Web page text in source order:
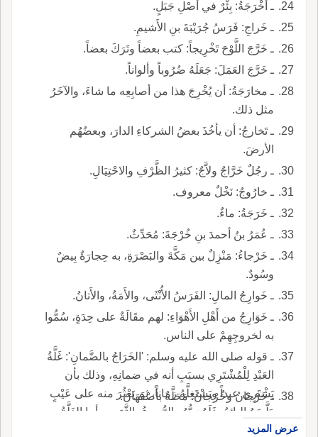
ـ أخْرَجَةُ: بِئْرٌ في أصْلِ جَبَلٍ.
ـ خَراجِ: فَرَسُ جُرَيْبَةَ بنِ الأَشيمِ.
ـ خَرَّجَ اللَّوْحَ تَخْرِيجاً: كتب بعضاً وتَرَكَ بعضاً.
ـ خَرَّجَ العَمَلَ: جَعَلَهُ ضُرُوباً وألواناً.
ـ مخارَجَةُ: أن يُخْرِجَ هذا من أصابِعِه ما شاءَ، والآخَرُ
مثل ذلك.
ـ تَخارجُ: أن يأخُذَ بعضُ الشركاءِ الدارَ، وبعضُهُم
الأرضَ.
ـ رجُلٌ خَرَّاجٌ ولاَّجٌ: كثيرُ الظَّرْفِ والاحْتِيَالِ.
ـ خارُوجُ: نَخْلٌ معروف.
ـ خَرَجَةُ: ماءٌ.
ـ عُمَرُ بنُ أحمدَ بنِ خُرْجَةَ: مُحَدِّثٌ.
ـ خَرْجاءُ: مَنْزِلٌ بين مَكَّةَ والبَصْرَةِ، به حِجارَةٌ بِيضٌ
وسُودٌ.
ـ خَوارِجُ المالِ: الفَرَسُ الأُنْثَى، والأَمَةُ، والأَتانُ.
ـ خَوَارِجُ من أَهْلِ الأَهْوَاءِ: لهم مقَالَةٌ على حِدَةٍ، سُمُّوا
به لخروجِهِمْ على الناس.
ـ قوله صلى الله عليه وسلم: 'الخَرَاجُ بالضَّمانِ': غَلَّةُ
العَبْدِ لِلْمُشْتَرِي بسبَبِ أنه في ضمانِهِ، وذلك بأن
يَشْتَرِي عبداً ويَسْتَغِلَّهُ زماناً، ثم يَعْثُرَ منه على عَيْبٍ
دَلَّسَهُ البائِعُ، فَلَهُ رَدُّهُ والرُّجوعُ بالثَّمَنِ، وأما الغَلَّةُ
التي اسْتَغَلَّها فهي له طَيِّبَةٌ، لأنه كان في ضمانِهِ، ولو
ـ خَرْجانُ وخُرْجانُ: مَحَلَّةٌ بأَصْفَهَانَ.
عرض المزيد